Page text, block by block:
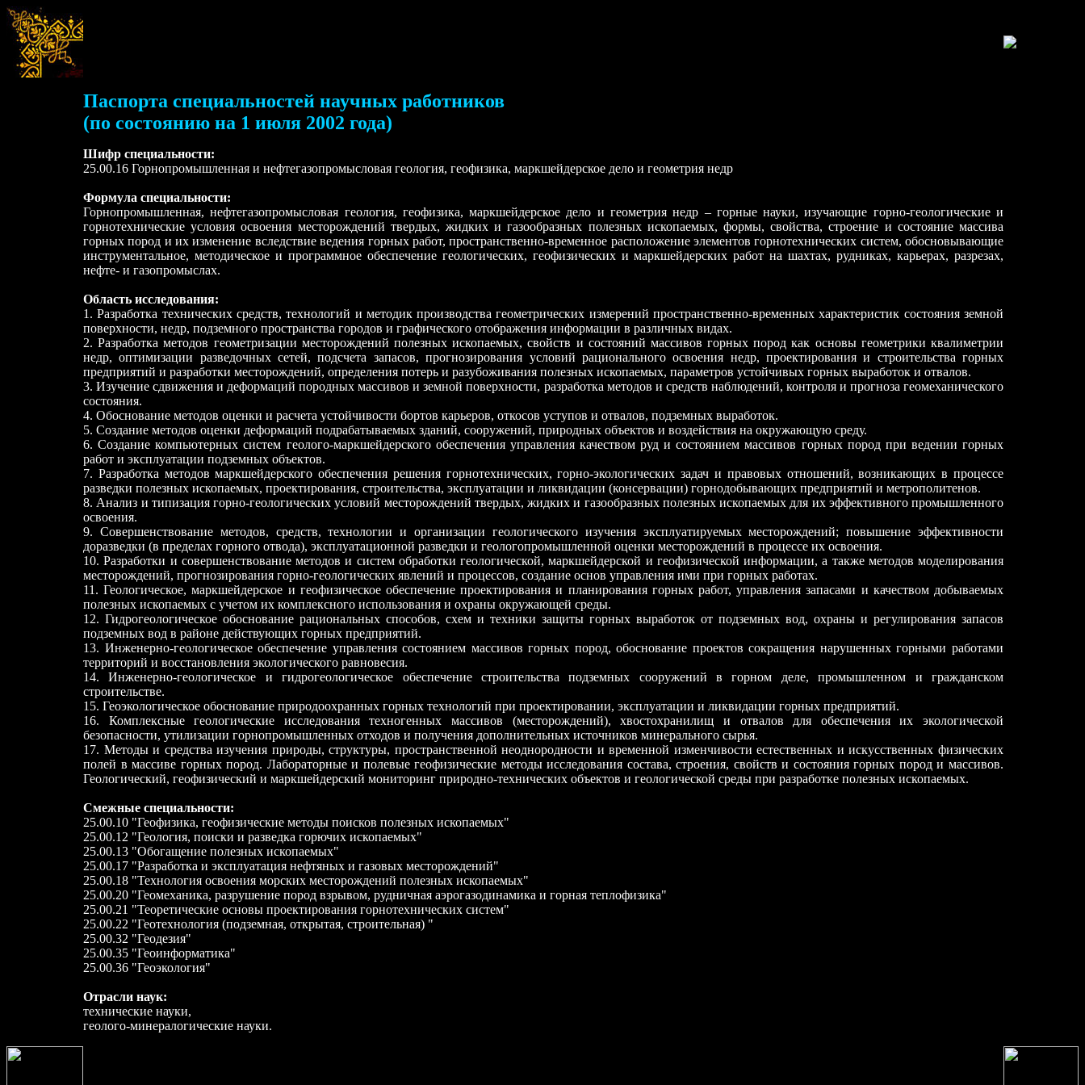
Паспорта специальностей научных работников
(по состоянию на 1 июля 2002 года)
Шифр специальности:
25.00.16 Горнопромышленная и нефтегазопромысловая геология, геофизика, маркшейдерское дело и геометрия недр
Формула специальности:
Горнопромышленная, нефтегазопромысловая геология, геофизика, маркшейдерское дело и геометрия недр – горные науки, изучающие горно-геологические и
горнотехнические условия освоения месторождений твердых, жидких и газообразных полезных ископаемых, формы, свойства, строение и состояние массива
горных пород и их изменение вследствие ведения горных работ, пространственно-временное расположение элементов горнотехнических систем, обосновывающие
инструментальное, методическое и программное обеспечение геологических, геофизических и маркшейдерских работ на шахтах, рудниках, карьерах, разрезах,
нефте- и газопромыслах.
Область исследования:
1. Разработка технических средств, технологий и методик производства геометрических измерений пространственно-временных характеристик состояния земной
поверхности, недр, подземного пространства городов и графического отображения информации в различных видах.
2. Разработка методов геометризации месторождений полезных ископаемых, свойств и состояний массивов горных пород как основы геометрики квалиметрии
недр, оптимизации разведочных сетей, подсчета запасов, прогнозирования условий рационального освоения недр, проектирования и строительства горных
предприятий и разработки месторождений, определения потерь и разубоживания полезных ископаемых, параметров устойчивых горных выработок и отвалов.
3. Изучение сдвижения и деформаций породных массивов и земной поверхности, разработка методов и средств наблюдений, контроля и прогноза геомеханического
состояния.
4. Обоснование методов оценки и расчета устойчивости бортов карьеров, откосов уступов и отвалов, подземных выработок.
5. Создание методов оценки деформаций подрабатываемых зданий, сооружений, природных объектов и воздействия на окружающую среду.
6. Создание компьютерных систем геолого-маркшейдерского обеспечения управления качеством руд и состоянием массивов горных пород при ведении горных
работ и эксплуатации подземных объектов.
7. Разработка методов маркшейдерского обеспечения решения горнотехнических, горно-экологических задач и правовых отношений, возникающих в процессе
разведки полезных ископаемых, проектирования, строительства, эксплуатации и ликвидации (консервации) горнодобывающих предприятий и метрополитенов.
8. Анализ и типизация горно-геологических условий месторождений твердых, жидких и газообразных полезных ископаемых для их эффективного промышленного
освоения.
9. Совершенствование методов, средств, технологии и организации геологического изучения эксплуатируемых месторождений; повышение эффективности
доразведки (в пределах горного отвода), эксплуатационной разведки и геологопромышленной оценки месторождений в процессе их освоения.
10. Разработки и совершенствование методов и систем обработки геологической, маркшейдерской и геофизической информации, а также методов моделирования
месторождений, прогнозирования горно-геологических явлений и процессов, создание основ управления ими при горных работах.
11. Геологическое, маркшейдерское и геофизическое обеспечение проектирования и планирования горных работ, управления запасами и качеством добываемых
полезных ископаемых с учетом их комплексного использования и охраны окружающей среды.
12. Гидрогеологическое обоснование рациональных способов, схем и техники защиты горных выработок от подземных вод, охраны и регулирования запасов
подземных вод в районе действующих горных предприятий.
13. Инженерно-геологическое обеспечение управления состоянием массивов горных пород, обоснование проектов сокращения нарушенных горными работами
территорий и восстановления экологического равновесия.
14. Инженерно-геологическое и гидрогеологическое обеспечение строительства подземных сооружений в горном деле, промышленном и гражданском
строительстве.
15. Геоэкологическое обоснование природоохранных горных технологий при проектировании, эксплуатации и ликвидации горных предприятий.
16. Комплексные геологические исследования техногенных массивов (месторождений), хвостохранилищ и отвалов для обеспечения их экологической
безопасности, утилизации горнопромышленных отходов и получения дополнительных источников минерального сырья.
17. Методы и средства изучения природы, структуры, пространственной неоднородности и временной изменчивости естественных и искусственных физических
полей в массиве горных пород. Лабораторные и полевые геофизические методы исследования состава, строения, свойств и состояния горных пород и массивов.
Геологический, геофизический и маркшейдерский мониторинг природно-технических объектов и геологической среды при разработке полезных ископаемых.
Смежные специальности:
25.00.10 "Геофизика, геофизические методы поисков полезных ископаемых"
25.00.12 "Геология, поиски и разведка горючих ископаемых"
25.00.13 "Обогащение полезных ископаемых"
25.00.17 "Разработка и эксплуатация нефтяных и газовых месторождений"
25.00.18 "Технология освоения морских месторождений полезных ископаемых"
25.00.20 "Геомеханика, разрушение пород взрывом, рудничная аэрогазодинамика и горная теплофизика"
25.00.21 "Теоретические основы проектирования горнотехнических систем"
25.00.22 "Геотехнология (подземная, открытая, строительная) "
25.00.32 "Геодезия"
25.00.35 "Геоинформатика"
25.00.36 "Геоэкология"
Отрасли наук:
технические науки,
геолого-минералогические науки.